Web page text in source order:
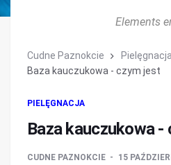
Elements
Cudne Paznokcie
Pielęgnacja
Baza kauczukowa - czym jest
PIELĘGNACJA
Baza kauczukowa -
CUDNE PAZNOKCIE 15